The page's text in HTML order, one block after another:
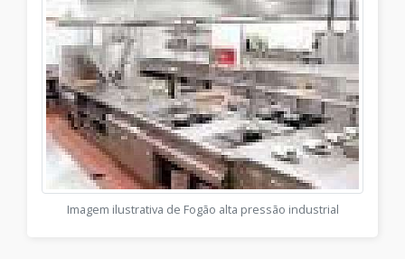
Imagem ilustrativa de Fogão alta pressão industrial